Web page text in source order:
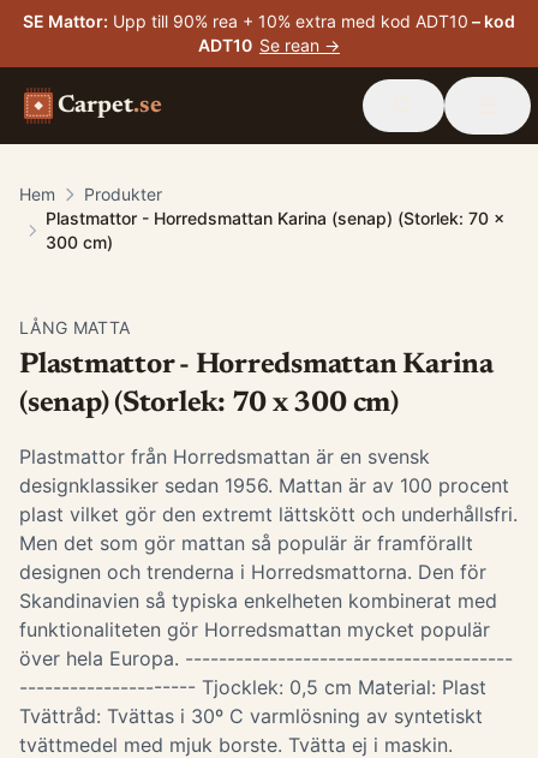
SE Mattor: Upp till 90% rea + 10% extra med kod ADT10 – kod
ADT10 Se rean →
Carpet.se
Hem
Produkter
Plastmattor - Horredsmattan Karina (senap) (Storlek: 70 x
300 cm)
LÅNG MATTA
Plastmattor - Horredsmattan Karina
(senap) (Storlek: 70 x 300 cm)
Plastmattor från Horredsmattan är en svensk
designklassiker sedan 1956. Mattan är av 100 procent
plast vilket gör den extremt lättskött och underhållsfri.
Men det som gör mattan så populär är framförallt
designen och trenderna i Horredsmattorna. Den för
Skandinavien så typiska enkelheten kombinerat med
funktionaliteten gör Horredsmattan mycket populär
över hela Europa. ---------------------------------------
--------------------- Tjocklek: 0,5 cm Material: Plast
Tvättråd: Tvättas i 30º C varmlösning av syntetiskt
tvättmedel med mjuk borste. Tvätta ej i maskin.